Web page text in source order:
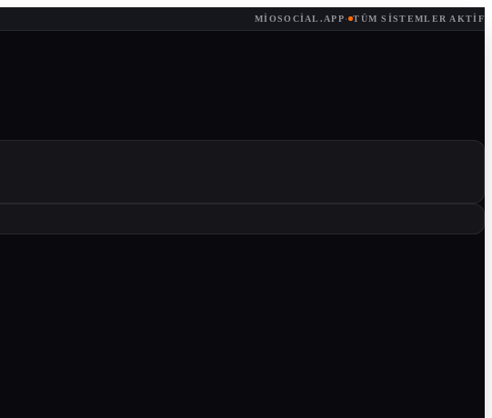
MIOSOCIAL.APP· TÜM SISTEMLER AKTIF